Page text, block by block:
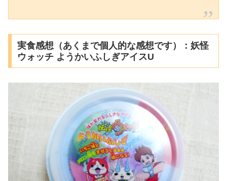
実食感想（あくまで個人的な感想です）：妖怪
ウォッチ ようかいふしぎアイスU